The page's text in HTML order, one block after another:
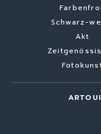
Schwarz-
Akt